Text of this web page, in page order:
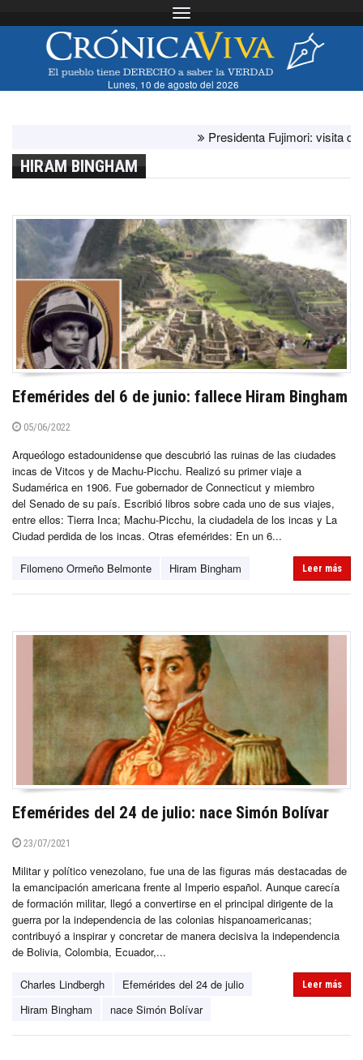
Toggle navigation
Lunes, 10 de agosto del 2026
Presidenta Fujimori: visita del
HIRAM BINGHAM
Efemérides del 6 de junio: fallece Hiram Bingham
05/06/2022
Arqueólogo estadounidense que descubrió las ruinas de las ciudades
incas de Vitcos y de Machu-Picchu. Realizó su primer viaje a
Sudamérica en 1906. Fue gobernador de Connecticut y miembro
del Senado de su país. Escribió libros sobre cada uno de sus viajes,
entre ellos: Tierra Inca; Machu-Picchu, la ciudadela de los incas y La
Ciudad perdida de los incas. Otras efemérides: En un 6...
Filomeno Ormeño Belmonte Hiram Bingham Leer más
Efemérides del 24 de julio: nace Simón Bolívar
23/07/2021
Militar y político venezolano, fue una de las figuras más destacadas de
la emancipación americana frente al Imperio español. Aunque carecía
de formación militar, llegó a convertirse en el principal dirigente de la
guerra por la independencia de las colonias hispanoamericanas;
contribuyó a inspirar y concretar de manera decisiva la independencia
de Bolivia, Colombia, Ecuador,...
Charles Lindbergh
Efemérides del 24 de julio
Hiram Bingham
nace Simón Bolívar
Leer más